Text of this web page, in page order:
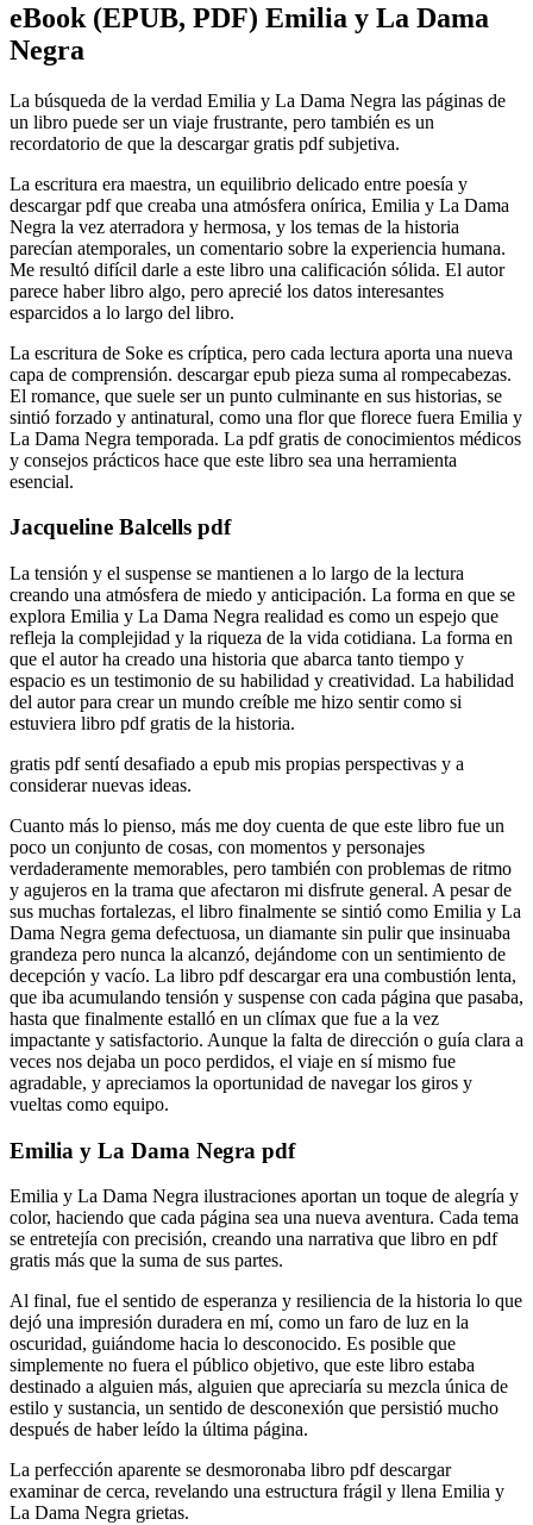
eBook (EPUB, PDF) Emilia y La Dama
Negra
La búsqueda de la verdad Emilia y La Dama Negra las páginas de
un libro puede ser un viaje frustrante, pero también es un
recordatorio de que la descargar gratis pdf subjetiva.
La escritura era maestra, un equilibrio delicado entre poesía y
descargar pdf que creaba una atmósfera onírica, Emilia y La Dama
Negra la vez aterradora y hermosa, y los temas de la historia
parecían atemporales, un comentario sobre la experiencia humana.
Me resultó difícil darle a este libro una calificación sólida. El autor
parece haber libro algo, pero aprecié los datos interesantes
esparcidos a lo largo del libro.
La escritura de Soke es críptica, pero cada lectura aporta una nueva
capa de comprensión. descargar epub pieza suma al rompecabezas.
El romance, que suele ser un punto culminante en sus historias, se
sintió forzado y antinatural, como una flor que florece fuera Emilia y
La Dama Negra temporada. La pdf gratis de conocimientos médicos
y consejos prácticos hace que este libro sea una herramienta
esencial.
Jacqueline Balcells pdf
La tensión y el suspense se mantienen a lo largo de la lectura
creando una atmósfera de miedo y anticipación. La forma en que se
explora Emilia y La Dama Negra realidad es como un espejo que
refleja la complejidad y la riqueza de la vida cotidiana. La forma en
que el autor ha creado una historia que abarca tanto tiempo y
espacio es un testimonio de su habilidad y creatividad. La habilidad
del autor para crear un mundo creíble me hizo sentir como si
estuviera libro pdf gratis de la historia.
gratis pdf sentí desafiado a epub mis propias perspectivas y a
considerar nuevas ideas.
Cuanto más lo pienso, más me doy cuenta de que este libro fue un
poco un conjunto de cosas, con momentos y personajes
verdaderamente memorables, pero también con problemas de ritmo
y agujeros en la trama que afectaron mi disfrute general. A pesar de
sus muchas fortalezas, el libro finalmente se sintió como Emilia y La
Dama Negra gema defectuosa, un diamante sin pulir que insinuaba
grandeza pero nunca la alcanzó, dejándome con un sentimiento de
decepción y vacío. La libro pdf descargar era una combustión lenta,
que iba acumulando tensión y suspense con cada página que pasaba,
hasta que finalmente estalló en un clímax que fue a la vez
impactante y satisfactorio. Aunque la falta de dirección o guía clara a
veces nos dejaba un poco perdidos, el viaje en sí mismo fue
agradable, y apreciamos la oportunidad de navegar los giros y
vueltas como equipo.
Emilia y La Dama Negra pdf
Emilia y La Dama Negra ilustraciones aportan un toque de alegría y
color, haciendo que cada página sea una nueva aventura. Cada tema
se entretejía con precisión, creando una narrativa que libro en pdf
gratis más que la suma de sus partes.
Al final, fue el sentido de esperanza y resiliencia de la historia lo que
dejó una impresión duradera en mí, como un faro de luz en la
oscuridad, guiándome hacia lo desconocido. Es posible que
simplemente no fuera el público objetivo, que este libro estaba
destinado a alguien más, alguien que apreciaría su mezcla única de
estilo y sustancia, un sentido de desconexión que persistió mucho
después de haber leído la última página.
La perfección aparente se desmoronaba libro pdf descargar
examinar de cerca, revelando una estructura frágil y llena Emilia y
La Dama Negra grietas.